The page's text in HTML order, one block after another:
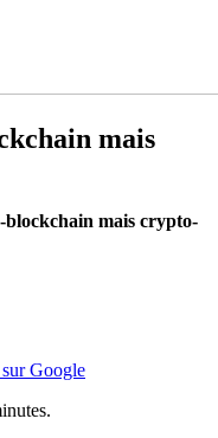
mais
mais crypto-
Google